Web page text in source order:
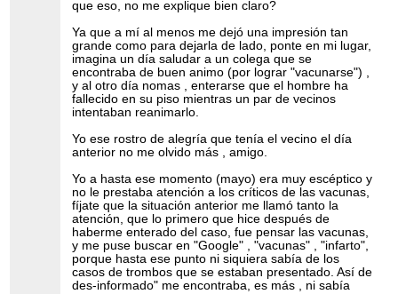
que eso, no me explique bien claro?
Ya que a mí al menos me dejó una impresión tan
grande como para dejarla de lado, ponte en mi lugar,
imagina un día saludar a un colega que se
encontraba de buen animo (por lograr "vacunarse") ,
y al otro día nomas , enterarse que el hombre ha
fallecido en su piso mientras un par de vecinos
intentaban reanimarlo.
Yo ese rostro de alegría que tenía el vecino el día
anterior no me olvido más , amigo.
Yo a hasta ese momento (mayo) era muy escéptico y
no le prestaba atención a los críticos de las vacunas,
fíjate que la situación anterior me llamó tanto la
atención, que lo primero que hice después de
haberme enterado del caso, fue pensar las vacunas,
y me puse buscar en "Google" , "vacunas" , "infarto",
porque hasta ese punto ni siquiera sabía de los
casos de trombos que se estaban presentado. Así de
des-informado" me encontraba, es más , ni sabía